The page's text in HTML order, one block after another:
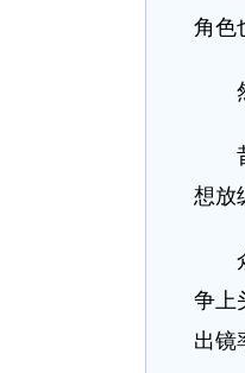
角色
然
昔
想放
众
争上
出镜